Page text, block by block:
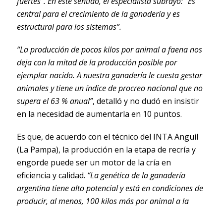
central para el crecimiento de la ganadería y es
estructural para los sistemas”.
“La producción de pocos kilos por animal a faena nos
deja con la mitad de la producción posible por
ejemplar nacido. A nuestra ganadería le cuesta gestar
animales y tiene un índice de procreo nacional que no
supera el 63 % anual”, detalló y no dudó en insistir
en la necesidad de aumentarla en 10 puntos.
Es que, de acuerdo con el técnico del INTA Anguil
(La Pampa), la producción en la etapa de recría y
engorde puede ser un motor de la cría en
eficiencia y calidad. “La genética de la ganadería
argentina tiene alto potencial y está en condiciones de
producir, al menos, 100 kilos más por animal a la